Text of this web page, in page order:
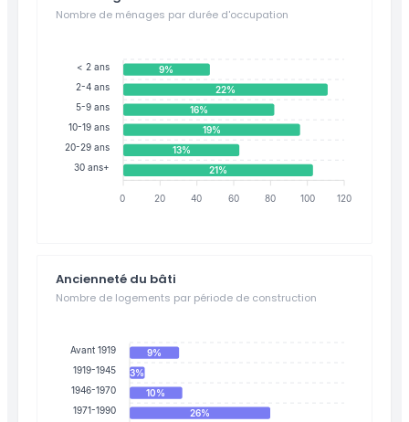
Nombre de ménages par durée d'occupation
9%
22%
16%
19%
13%
21%
< 2 ans
2-4 ans
5-9 ans
10-19 ans
20-29 ans
30 ans+
120
100
80
60
40
20
0
Ancienneté du bâti
Nombre de logements par période de construction
9%
3%
10%
26%
Avant 1919
1919-1945
1946-1970
1971-1990